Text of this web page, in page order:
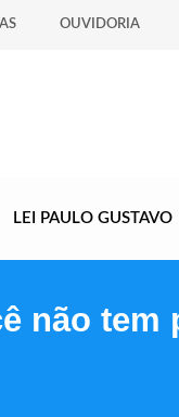
OUVIDORIA
LEI PAULO GUSTAVO
não tem